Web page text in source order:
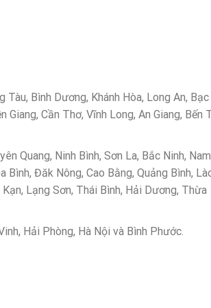
Bình Dương, Khánh Hòa, Long An, Bạc
Cần Thơ, Vĩnh Long, An Giang, Bến
Quang, Ninh Bình, Sơn La, Bắc Ninh, Nam
Bình, Đăk Nông, Cao Bằng, Quảng Bình,
Lạng Sơn, Thái Bình, Hải Dương, Thừa
Hải Phòng, Hà Nội và Bình Phước.